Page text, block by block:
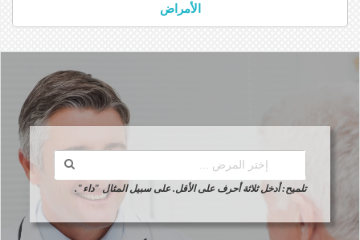
الأمراض
تلميح: أدخل ثلاثة أحرف على الأقل. على سبيل المثال "داء".